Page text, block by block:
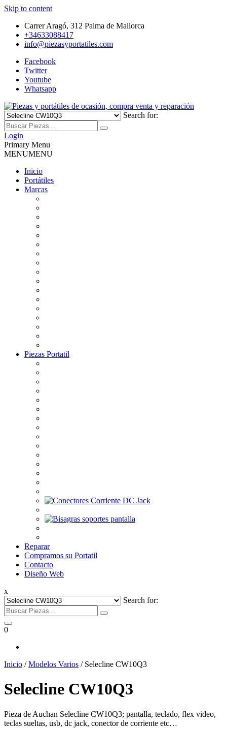
Skip to content
Carrer Aragó, 312 Palma de Mallorca
+34633088417
info@piezasyportatiles.com
Facebook
Twitter
Youtube
Whatsapp
Piezas y portátiles de ocasión,
compra venta y reparación
Todo lo que necesitas para reparar tu portatil, Pantallas, Teclas,
Teclados, Baterías, Carcasas, Placas, Gráficas, Procesadores,
Ventiladores
Search for:
Login
Primary Menu
MENUMENU
Inicio
Portátiles
Marcas
Piezas Portatil
Reparar
Compramos su Portatil
Contacto
Diseño Web
x
Search for:
0
Inicio /Modelos Varios / Selecline CW10Q3
Selecline CW10Q3
Pieza de Auchan Selecline CW10Q3; pantalla, teclado, flex video,
teclas sueltas, usb, dc jack, conector de corriente etc…